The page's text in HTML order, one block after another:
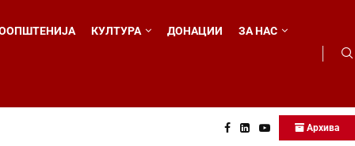
КУЛТУРА ДОНАЦИИ ЗА НАС
Архива